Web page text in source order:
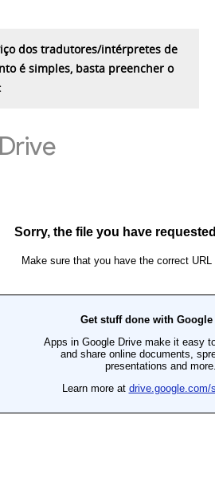
dos tradutores/intérpretes de
é simples, basta preencher o